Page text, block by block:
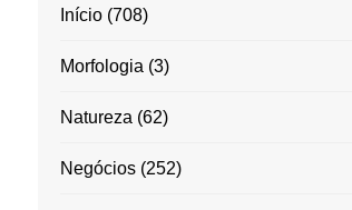
Início(708)
Morfologia (3)
Natureza (62)
Negócios(252)